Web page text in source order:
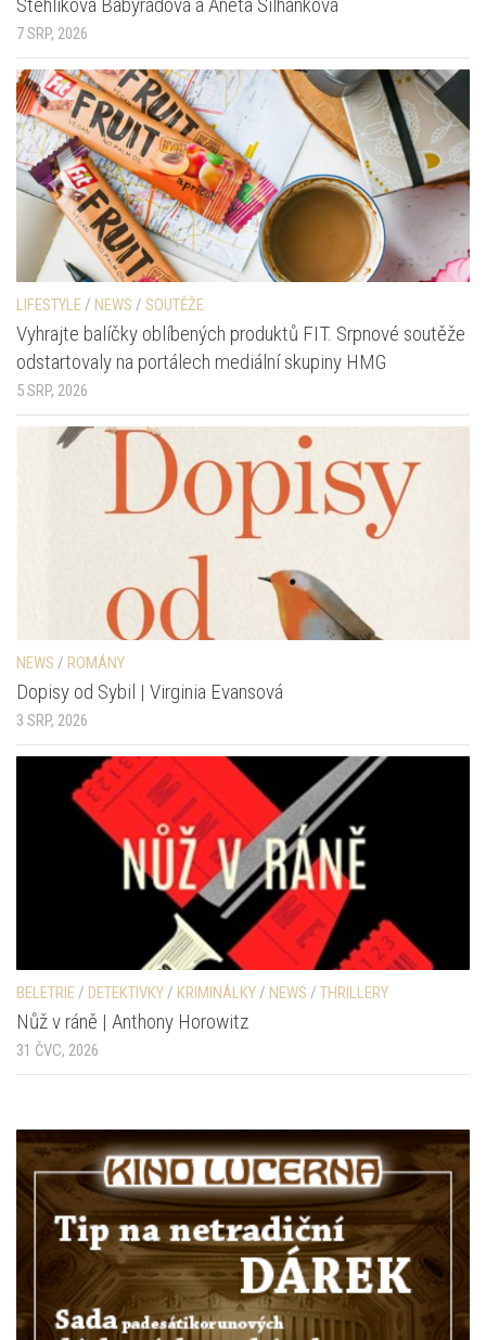
7 SRP, 2026
LIFESTYLE/ NEWS / SOUTĚŽE
Vyhrajte balíčky oblíbených produktů FIT. Srpnové soutěže
odstartovaly na portálech mediální skupiny HMG
5 SRP, 2026
NEWS / ROMÁNY
Dopisy od Sybil | Virginia Evansová
3 SRP, 2026
BELETRIE/ DETEKTIVKY/ KRIMINÁLKY/ NEWS / THRILLERY
Nůž v ráně | Anthony Horowitz
31 ČVC, 2026